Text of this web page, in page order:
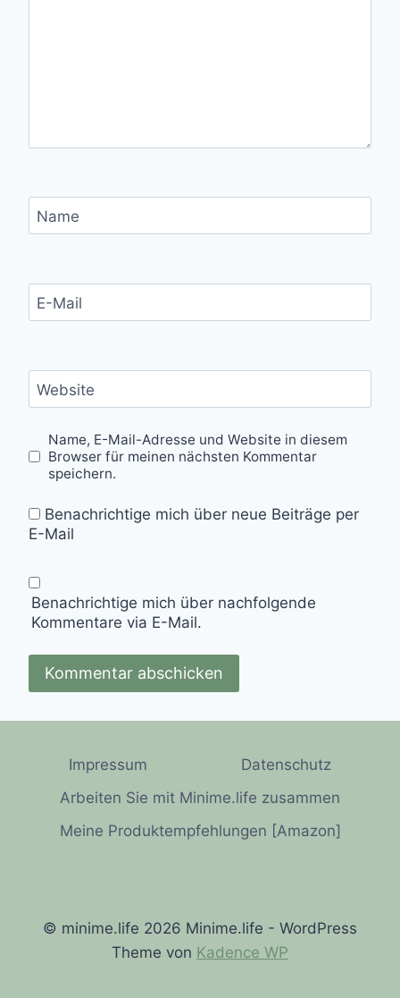
Name
E-Mail
Website
Name, E-Mail-Adresse und Website in diesem
Browser für meinen nächsten Kommentar
speichern.
Benachrichtige mich über neue Beiträge per
E-Mail
Benachrichtige mich über nachfolgende
Kommentare via E-Mail.
Impressum
Datenschutz
Arbeiten Sie mit Minime.life zusammen
Meine Produktempfehlungen [Amazon]
© minime.life 2026 Minime.life - WordPress
Theme von Kadence WP